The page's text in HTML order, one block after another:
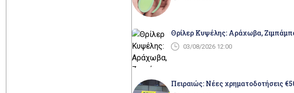
Θρίλερ Κυψέλης: Αράχωβα,
03/08/2026 12:00
Πειραιώς: Νέες χρηματοδοτήσεις